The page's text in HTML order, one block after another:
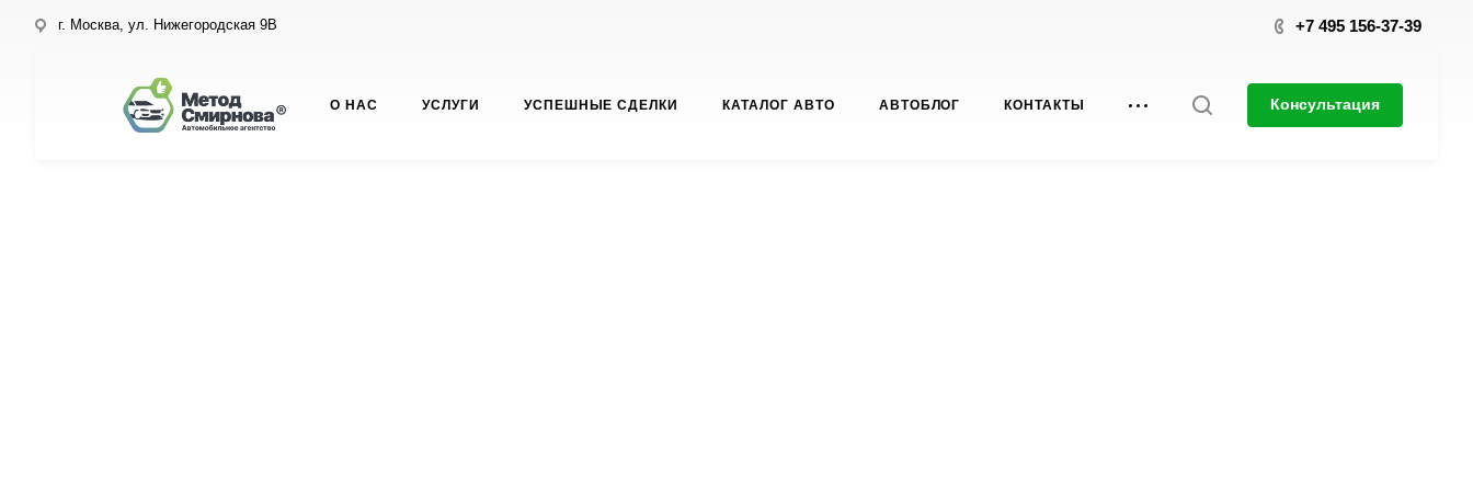
г. Москва, ул. Нижегородская 9В +7 495 156-37-39
О НАС УСЛУГИ УСПЕШНЫЕ СДЕЛКИ КАТАЛОГ АВТО АВТОБЛОГ КОНТАКТЫ Консультация